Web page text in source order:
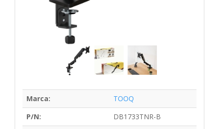
Marca:
TOOQ
P/N:
DB1733TNR-B